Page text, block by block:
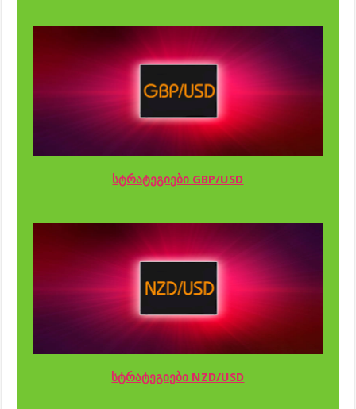
სტრატეგიები GBP/USD
სტრატეგიები NZD/USD